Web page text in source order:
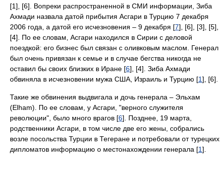
[1], [6]. Вопреки распространенной в СМИ информации, Зиба
Ахмади назвала датой прибытия Асгари в Турцию 7 декабря
2006 года, а датой его исчезновения – 9 декабря [7], [6], [3], [5],
[4]. По ее словам, Асгари находился в Сирии с деловой
поездкой: его бизнес был связан с оливковым маслом. Генерал
был очень привязан к семье и в случае бегства никогда не
оставил бы своих близких в Иране [6], [4]. Зиба Ахмади
обвиняла в исчезновении мужа США, Израиль и Турцию [1], [6].
Такие же обвинения выдвигала и дочь генерала – Эльхам
(Elham). По ее словам, у Асгари, "верного служителя
революции", было много врагов [6]. Позднее, 19 марта,
родственники Асгари, в том числе две его жены, собрались
возле посольства Турции в Тегеране и потребовали от турецких
дипломатов информацию о местонахождении генерала [1].